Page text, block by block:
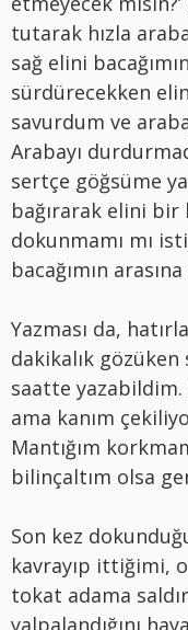
tutarak hızla
sağ elini
sürdürecekken
savurdum ve
Arabayı
sertçe göğsüme
bağırarak elini bir
dokunmamı mı
bacağımın
Yazması da,
dakikalık
saatte
ama kanım
Mantığım
bilinçaltım olsa
Son kez
kavrayıp ittiğimi,
tokat adama
yalpalandığını